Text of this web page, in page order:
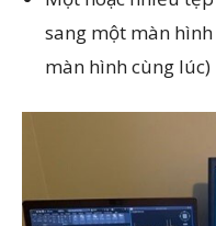
sang một màn
màn hình cùng lúc)